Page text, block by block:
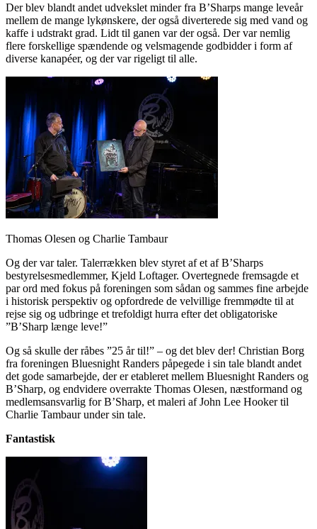
Der blev blandt andet udvekslet minder fra B’Sharps mange leveår
mellem de mange lykønskere, der også diverterede sig med vand og
kaffe i udstrakt grad. Lidt til ganen var der også. Der var nemlig
flere forskellige spændende og velsmagende godbidder i form af
diverse kanapéer, og der var rigeligt til alle.
Thomas Olesen og Charlie Tambaur
Og der var taler. Talerrækken blev styret af et af B’Sharps
bestyrelsesmedlemmer, Kjeld Loftager. Overtegnede fremsagde et
par ord med fokus på foreningen som sådan og sammes fine arbejde
i historisk perspektiv og opfordrede de velvillige fremmødte til at
rejse sig og udbringe et trefoldigt hurra efter det obligatoriske
”B’Sharp længe leve!”
Og så skulle der råbes ”25 år til!” – og det blev der! Christian Borg
fra foreningen Bluesnight Randers påpegede i sin tale blandt andet
det gode samarbejde, der er etableret mellem Bluesnight Randers og
B’Sharp, og endvidere overrakte Thomas Olesen, næstformand og
medlemsansvarlig for B’Sharp, et maleri af John Lee Hooker til
Charlie Tambaur under sin tale.
Fantastisk